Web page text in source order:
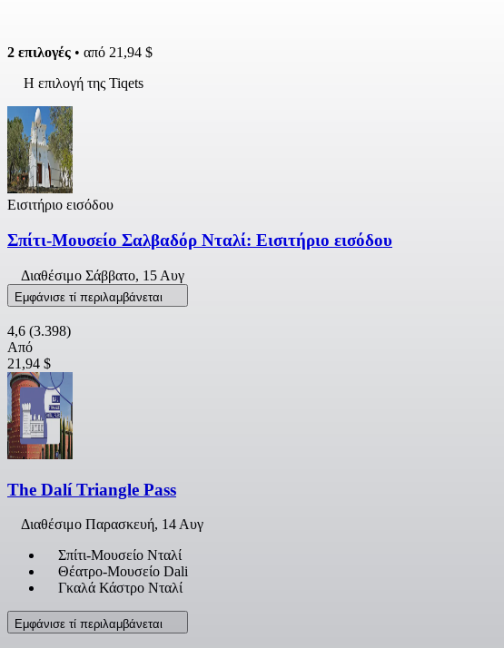
2 επιλογές • από 21,94 $
Η επιλογή της Tiqets
Εισιτήριο εισόδου
Σπίτι-Μουσείο Σαλβαδόρ Νταλί: Εισιτήριο εισόδου
Διαθέσιμο Σάββατο, 15 Αυγ
Εμφάνισε τί περιλαμβάνεται
4,6 (3.398)
Από
21,94 $
The Dalí Triangle Pass
Διαθέσιμο Παρασκευή, 14 Αυγ
Σπίτι-Μουσείο Νταλί
Θέατρο-Μουσείο Dali
Γκαλά Κάστρο Νταλί
Εμφάνισε τί περιλαμβάνεται